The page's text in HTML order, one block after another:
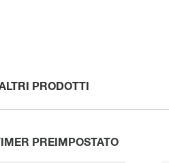
PRODOTTI
PREIMPOSTATO